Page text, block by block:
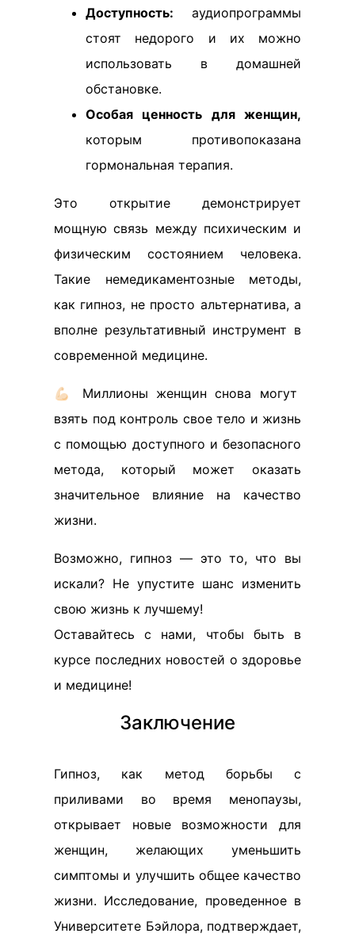
Доступность: аудиопрограммы
стоят недорого и их можно
использовать в домашней
обстановке.
Особая ценность для женщин,
которым противопоказана
гормональная терапия.
Это открытие демонстрирует
мощную связь между психическим и
физическим состоянием человека.
Такие немедикаментозные методы,
как гипноз, не просто альтернатива, а
вполне результативный инструмент в
современной медицине.
💪🏻 Миллионы женщин снова могут
взять под контроль свое тело и жизнь
с помощью доступного и безопасного
метода, который может оказать
значительное влияние на качество
жизни.
Возможно, гипноз — это то, что вы
искали? Не упустите шанс изменить
свою жизнь к лучшему!
Оставайтесь с нами, чтобы быть в
курсе последних новостей о здоровье
и медицине!
Заключение
Гипноз, как метод борьбы с
приливами во время менопаузы,
открывает новые возможности для
женщин, желающих уменьшить
симптомы и улучшить общее качество
жизни. Исследование, проведенное в
Университете Бэйлора, подтверждает,